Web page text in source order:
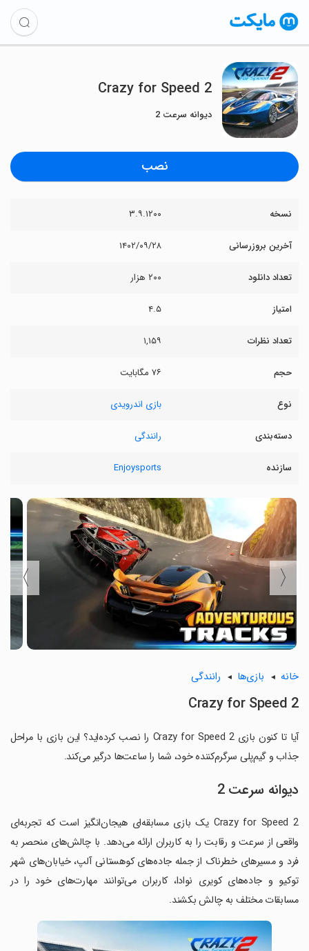
Crazy for Speed 2
دیوانه سرعت 2
نصب
نسخه ۳.۹.۱۲۰۰
آخرین بروزرسانی ۱۴۰۲/۰۹/۲۸
تعداد دانلود ۲۰۰ هزار
امتیاز ۴.۵
تعداد نظرات ۱,۱۵۹
حجم ۷۶ مگابایت
نوع بازی اندرویدی
دسته‌بندی رانندگی
سازنده Enjoysports
〈
〉
خانه بازی‌ها رانندگی
Crazy for Speed 2
آیا تا کنون بازی Crazy for Speed 2 را نصب کرده‌اید؟ این بازی با مراحل
جذاب و گیم‌پلی سرگرم‌کننده خود، شما را ساعت‌ها درگیر می‌کند.
دیوانه سرعت 2
Crazy for Speed 2 یک بازی مسابقه‌ای هیجان‌انگیز است که تجربه‌ای
واقعی از سرعت و رقابت را به کاربران ارائه می‌دهد. با چالش‌های منحصر به
فرد و مسیرهای خطرناک از جمله جاده‌های کوهستانی آلپ، خیابان‌های شهر
توکیو و جاده‌های کویری نوادا، کاربران می‌توانند مهارت‌های خود را در
مسابقات مختلف به چالش بکشند.